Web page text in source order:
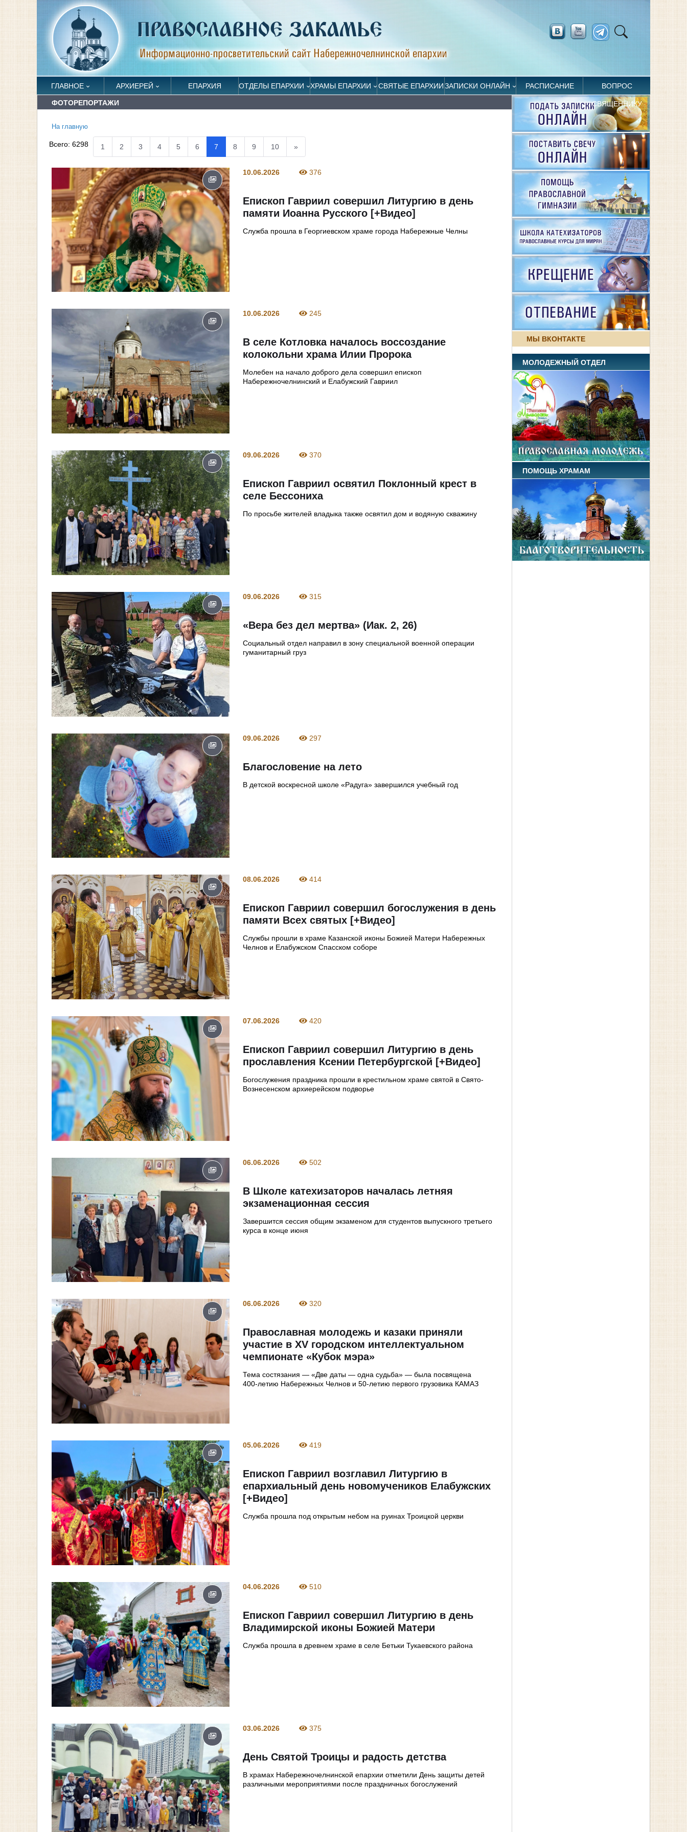
ГЛАВНОЕ АРХИЕРЕЙ ЕПАРХИЯ ОТДЕЛЫ ЕПАРХИИ ХРАМЫ ЕПАРХИИ СВЯТЫЕ ЕПАРХИИЗАПИСКИ ОНЛАЙН РАСПИСАНИЕ ВОПРОС
СВЯЩЕННИКУ
ФОТОРЕПОРТАЖИ
На главную
Всего:6298 1 2 3 4 5 6 7 8 9 10 »
10.06.2026 376
Епископ Гавриил совершил Литургию в день
памяти Иоанна Русского [+Видео]
Служба прошла в Георгиевском храме города Набережные Челны
10.06.2026 245
В селе Котловка началось воссоздание
колокольни храма Илии Пророка
Молебен на начало доброго дела совершил епископ
Набережночелнинский и Елабужский Гавриил
09.06.2026 370
Епископ Гавриил освятил Поклонный крест в
селе Бессониха
По просьбе жителей владыка также освятил дом и водяную скважину
09.06.2026 315
«Вера без дел мертва» (Иак. 2, 26)
Социальный отдел направил в зону специальной военной операции
гуманитарный груз
09.06.2026 297
Благословение на лето
В детской воскресной школе «Радуга» завершился учебный год
08.06.2026 414
Епископ Гавриил совершил богослужения в день
памяти Всех святых [+Видео]
Службы прошли в храме Казанской иконы Божией Матери Набережных
Челнов и Елабужском Спасском соборе
07.06.2026 420
Епископ Гавриил совершил Литургию в день
прославления Ксении Петербургской [+Видео]
Богослужения праздника прошли в крестильном храме святой в Свято-
Вознесенском архиерейском подворье
06.06.2026 502
В Школе катехизаторов началась летняя
экзаменационная сессия
Завершится сессия общим экзаменом для студентов выпускного третьего
курса в конце июня
06.06.2026 320
Православная молодежь и казаки приняли
участие в XV городском интеллектуальном
чемпионате «Кубок мэра»
Тема состязания — «Две даты — одна судьба» — была посвящена
400‑летию Набережных Челнов и 50‑летию первого грузовика КАМАЗ
05.06.2026 419
Епископ Гавриил возглавил Литургию в
епархиальный день новомучеников Елабужских
[+Видео]
Служба прошла под открытым небом на руинах Троицкой церкви
04.06.2026 510
Епископ Гавриил совершил Литургию в день
Владимирской иконы Божией Матери
Служба прошла в древнем храме в селе Бетьки Тукаевского района
03.06.2026 375
День Святой Троицы и радость детства
В храмах Набережночелнинской епархии отметили День защиты детей
различными мероприятиями после праздничных богослужений
МЫ ВКОНТАКТЕ
МОЛОДЕЖНЫЙ ОТДЕЛ
ПОМОЩЬ ХРАМАМ